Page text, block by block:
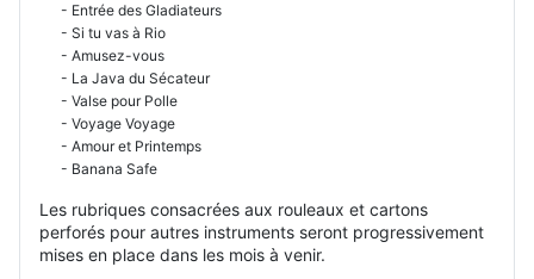
- Entrée des Gladiateurs
- Si tu vas à Rio
- Amusez-vous
- La Java du Sécateur
- Valse pour Polle
- Voyage Voyage
- Amour et Printemps
- Banana Safe
Les rubriques consacrées aux rouleaux et cartons
perforés pour autres instruments seront progressivement
mises en place dans les mois à venir.